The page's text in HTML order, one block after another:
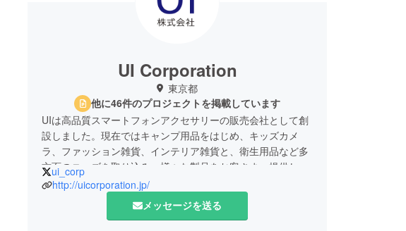
UI Corporation
東京都
他に46件のプロジェクトを掲載しています
UIは高品質スマートフォンアクセサリーの販売会社として創
設しました。現在ではキャンプ用品をはじめ、キッズカメ
ラ、ファッション雑貨、インテリア雑貨と、衛生用品など多
方面のニーズを取り込み、様々な製品をお客さまへ提供しお
かげさまで多くの方々から高い評価をいただいております。
ヨドバシカメラ、ビックカメラ、東急ハンズやロフトといっ
た大手量販店に商品を並べるまでに成長しました。
ui_corp
http://uicorporation.jp/
メッセージを送る